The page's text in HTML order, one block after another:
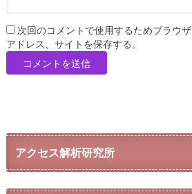
次回のコメントで使用するためブラウ
アドレス、サイトを保存する。
アクセス解析研究所